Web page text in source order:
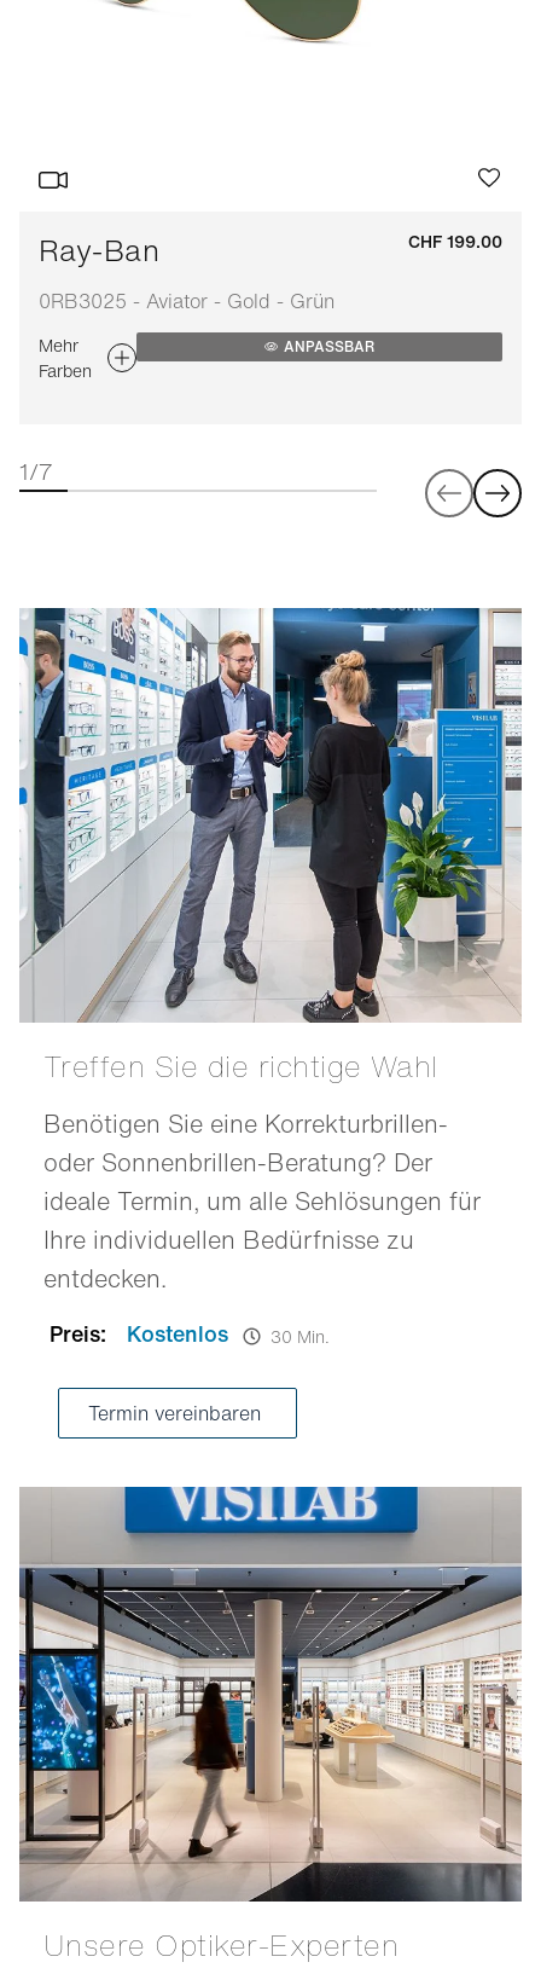
Ray-Ban
0RB3025 - Aviator - Gold - Grün
CHF 199.00
Mehr
Farben
ANPASSBAR
1/7
Treffen Sie die richtige Wahl
Benötigen Sie eine Korrekturbrillen-
oder Sonnenbrillen-Beratung? Der
ideale Termin, um alle Sehlösungen für
Ihre individuellen Bedürfnisse zu
entdecken.
Preis: Kostenlos 30 Min.
Termin vereinbaren
Unsere Optiker-Experten